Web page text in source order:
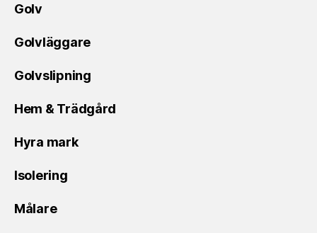
Golv
Golvläggare
Golvslipning
Hem & Trädgård
Hyra mark
Isolering
Målare